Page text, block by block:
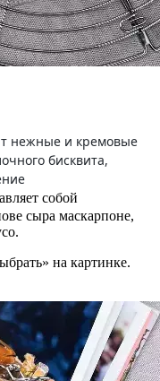
нежные и кремовые
бисквита,
собой
сыра маскарпоне,
на картинке.